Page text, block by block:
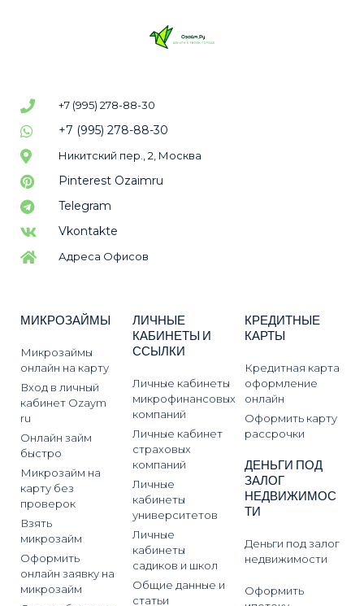
+7 (995) 278-88-30
+7 (995) 278-88-30
Никитский пер., 2, Москва
Pinterest Ozaimru
Telegram
Vkontakte
Адреса Офисов
МИКРОЗАЙМЫ
Микрозаймы
онлайн на карту
Вход в личный
кабинет Ozaym
ru
Онлайн займ
быстро
Микрозайм на
карту без
проверок
Взять
микрозайм
Оформить
онлайн заявку на
микрозайм
ЛИЧНЫЕ
КАБИНЕТЫ И
ССЫЛКИ
Личные кабинеты
микрофинансовых
компаний
Личные кабинет
страховых
компаний
Личные
кабинеты
университетов
Личные
кабинеты
садиков и школ
Общие данные и
статьи
КРЕДИТНЫЕ
КАРТЫ
Кредитная карта
оформление
онлайн
Оформить карту
рассрочки
ДЕНЬГИ ПОД
ЗАЛОГ
НЕДВИЖИМОС
ТИ
Деньги под залог
недвижимости
Оформить